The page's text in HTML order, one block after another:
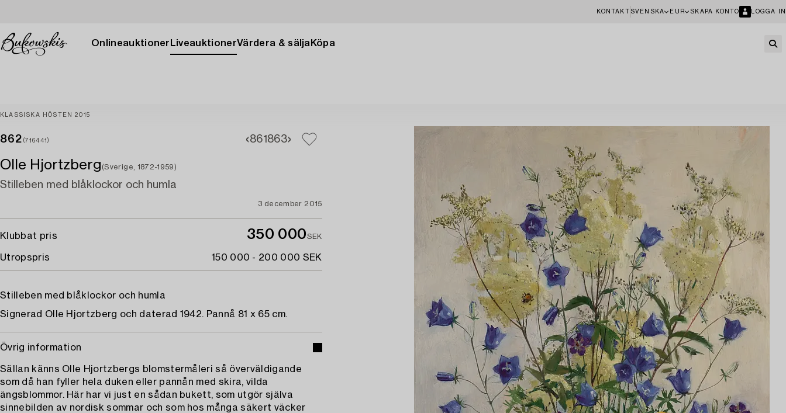
KONTAKT SVENSKA EUR SKAPA KONTO LOGGA IN
Onlineauktioner LiveauktionerVärdera & sälja Köpa
KLASSISKA HÖSTEN 2015
862 (716441) 861863
Olle Hjortzberg (Sverige, 1872-1959)
Stilleben med blåklockor och humla
3 december 2015
Klubbat pris 350 000SEK
Utropspris 150 000 - 200 000 SEK
Stilleben med blåklockor och humla
Signerad Olle Hjortzberg och daterad 1942. Pannå 81 x 65 cm.
Övrig information
Sällan känns Olle Hjortzbergs blomstermåleri så överväldigande
som då han fyller hela duken eller pannån med skira, vilda
ängsblommor. Här har vi just en sådan bukett, som utgör själva
sinnebilden av nordisk sommar och som hos många säkert väcker